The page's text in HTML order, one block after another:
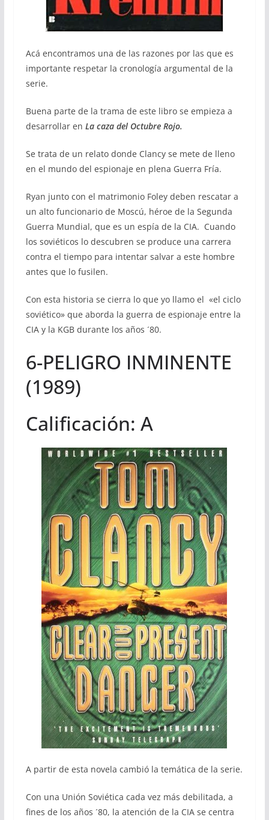
Acá encontramos una de las razones por las que es
importante respetar la cronología argumental de la
serie.
Buena parte de la trama de este libro se empieza a
desarrollar en La caza del Octubre Rojo.
Se trata de un relato donde Clancy se mete de lleno
en el mundo del espionaje en plena Guerra Fría.
Ryan junto con el matrimonio Foley deben rescatar a
un alto funcionario de Moscú, héroe de la Segunda
Guerra Mundial, que es un espía de la CIA. Cuando
los soviéticos lo descubren se produce una carrera
contra el tiempo para intentar salvar a este hombre
antes que lo fusilen.
Con esta historia se cierra lo que yo llamo el «el ciclo
soviético» que aborda la guerra de espionaje entre la
CIA y la KGB durante los años ´80.
6-PELIGRO INMINENTE
(1989)
Calificación: A
A partir de esta novela cambió la temática de la serie.
Con una Unión Soviética cada vez más debilitada, a
fines de los años ´80, la atención de la CIA se centra